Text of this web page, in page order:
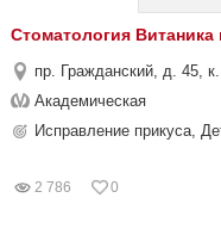
Стоматология Витаника
пр. Гражданский, д. 45,
Академическая
Исправление прикуса,
2 786 0